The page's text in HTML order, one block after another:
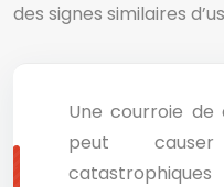
des signes similaires
Une courroie de
peut